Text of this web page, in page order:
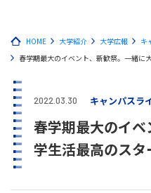
HOME 大学紹介 大学広報
キ
春学期最大のイベント、新歓祭。一緒に
2022.03.30 キャンパスラ
春学期最大のイ
学生活最高のスタ